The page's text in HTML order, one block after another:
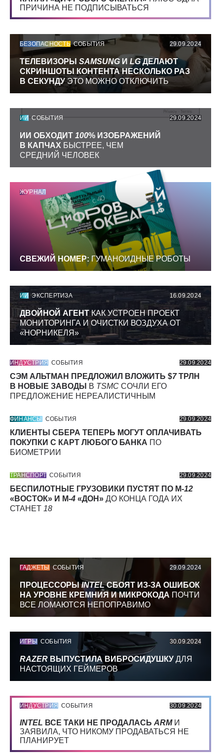
ПРИЧИНА НЕ ПОДПИСЫВАТЬСЯ
БЕЗОПАСНОСТЬ СОБЫТИЯ 29.09.2024
ТЕЛЕВИЗОРЫ SAMSUNG И LGДЕЛАЮТ
СКРИНШОТЫ КОНТЕНТА НЕСКОЛЬКО РАЗ
В СЕКУНДУЭТО МОЖНО ОТКЛЮЧИТЬ
ИИ СОБЫТИЯ 29.09.2024
ИИ ОБХОДИТ 100% ИЗОБРАЖЕНИЙ
В КАПЧАХ БЫСТРЕЕ, ЧЕМ
СРЕДНИЙ ЧЕЛОВЕК
ЖУРНАЛ
СВЕЖИЙ НОМЕР: ГУМАНОИДНЫЕ РОБОТЫ
ИИ ЭКСПЕРТИЗА 16.09.2024
ДВОЙНОЙ АГЕНТКАК УСТРОЕН ПРОЕКТ
МОНИТОРИНГА И ОЧИСТКИ ВОЗДУХА ОТ
«НОРНИКЕЛЯ»
ИНДУСТРИЯ СОБЫТИЯ 29.09.2024
СЭМ АЛЬТМАН ПРЕДЛОЖИЛ ВЛОЖИТЬ $7ТРЛН
В НОВЫЕ ЗАВОДЫ
В TSMC СОЧЛИ ЕГО
ПРЕДЛОЖЕНИЕ НЕРЕАЛИСТИЧНЫМ
ФИНАНСЫ СОБЫТИЯ 29.09.2024
КЛИЕНТЫ СБЕРА ТЕПЕРЬ МОГУТ ОПЛАЧИВАТЬ
ПОКУПКИ С КАРТ ЛЮБОГО БАНКА ПО
БИОМЕТРИИ
ТРАНСПОРТ СОБЫТИЯ 29.09.2024
БЕСПИЛОТНЫЕ ГРУЗОВИКИ ПУСТЯТ ПО М-12
«ВОСТОК» И М-4 «ДОН» ДО КОНЦА ГОДА ИХ
СТАНЕТ 18
ГАДЖЕТЫ СОБЫТИЯ 29.09.2024
ПРОЦЕССОРЫINTELСБОЯТ ИЗ-ЗА ОШИБОК
НА УРОВНЕ КРЕМНИЯ И МИКРОКОДА ПОЧТИ
ВСЕ ЛОМАЮТСЯ НЕПОПРАВИМО
ИГРЫ СОБЫТИЯ 30.09.2024
RAZER ВЫПУСТИЛА ВИБРОСИДУШКУ ДЛЯ
НАСТОЯЩИХ ГЕЙМЕРОВ
ИНДУСТРИЯ СОБЫТИЯ 30.09.2024
INTEL ВСЕ ТАКИ НЕ ПРОДАЛАСЬ ARMИ
ЗАЯВИЛА, ЧТО НИКОМУ ПРОДАВАТЬСЯ НЕ
ПЛАНИРУЕТ